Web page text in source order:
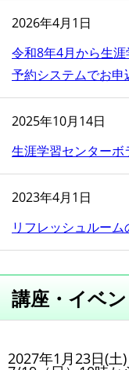
2026年4月1日
令和8年4月から生
予約システムでお申
2025年10月14日
生涯学習センターボ
2023年4月1日
リフレッシュルー
講座・イベン
2027年1月23日(